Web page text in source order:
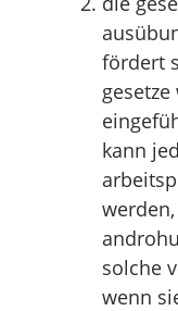
fördert
kann
solche
wenn